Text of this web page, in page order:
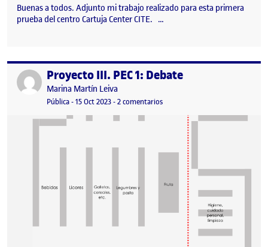
Buenas a todos. Adjunto mi trabajo realizado para esta primera
prueba del centro Cartuja Center CITE. …
Publicado porProyecto III. PEC 1: Debate
Publicado por
Marina Martín Leiva
Visibilidad:
Pública-Fecha de publicación
15 Oct 202315 octubre, 2023 8:57 pm
-2 comentariosen Proyecto III. PEC 1: Debate